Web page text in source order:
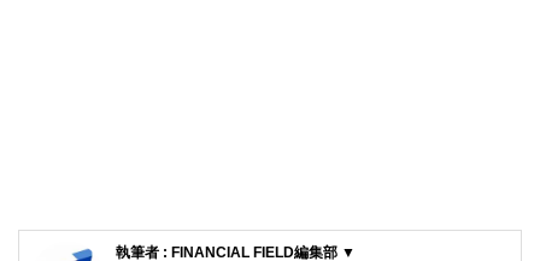
執筆者 : FINANCIAL FIELD編集部 ▼